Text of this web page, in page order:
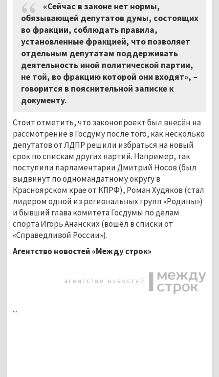
«Сейчас в законе нет нормы,
обязывающей депутатов думы, состоящих
во фракции, соблюдать правила,
установленные фракцией, что позволяет
отдельным депутатам поддерживать
деятельность иной политической партии,
не той, во фракцию которой они входят», –
говорится в пояснительной записке к
документу.
Стоит отметить, что законопроект был внесён на
рассмотрение в Госдуму после того, как несколько
депутатов от ЛДПР решили избраться на новый
срок по спискам других партий. Например, так
поступили парламентарии Дмитрий Носов (был
выдвинут по одномандатному округу в
Красноярском крае от КПРФ), Роман Худяков (стал
лидером одной из региональных групп «Родины»)
и бывший глава комитета Госдумы по делам
спорта Игорь Ананских (вошёл в списки от
«Справедливой России»).
Агентство новостей «Между строк»
...